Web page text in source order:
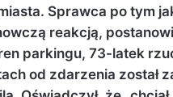
Sprawca po tym
reakcją,
parkingu, 73-latek
od zdarzenia został